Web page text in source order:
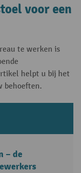
voor een
te werken is
helpt u bij het
behoeften.
– de